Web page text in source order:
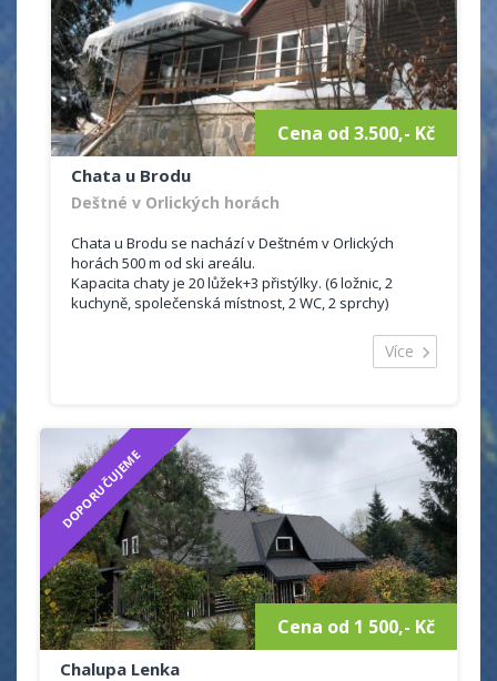
Cena od 3.500,- Kč
Chata u Brodu
Deštné v Orlických horách
Chata u Brodu se nachází v Deštném v Orlických
horách 500 m od ski areálu.
Kapacita chaty je 20 lůžek+3 přistýlky. (6 ložnic, 2
kuchyně, společenská místnost, 2 WC, 2 sprchy)
Deštné v Orlických horách je oblíbené zimní středisko
s vybudovanou infrastrukturou a velmi dobře
za památkami a zajímavými místy.
Více
DOPORUČUJEME
Cena od 1 500,- Kč
Chalupa Lenka